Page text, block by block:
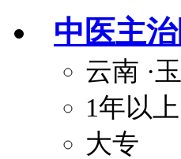
中医主
云南 ·
1年以上
大专